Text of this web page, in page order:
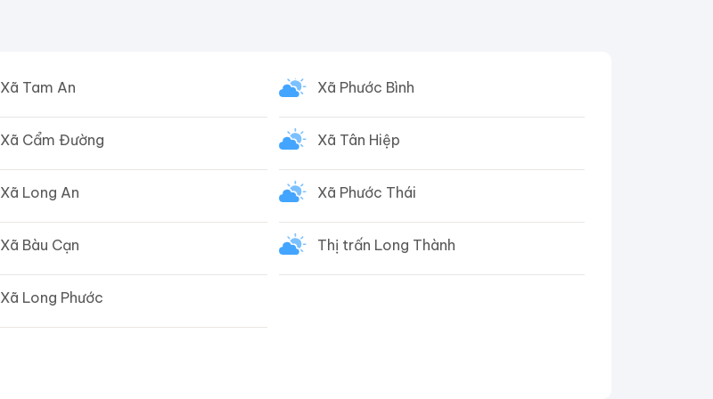
Xã Tam An
Xã Cẩm Đường
Xã Long An
Xã Bàu Cạn
Xã Long Phước
Xã Phước Bình
Xã Tân Hiệp
Xã Phước Thái
Thị trấn Long Thành